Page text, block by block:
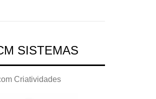
SISTEMAS
Criatividades